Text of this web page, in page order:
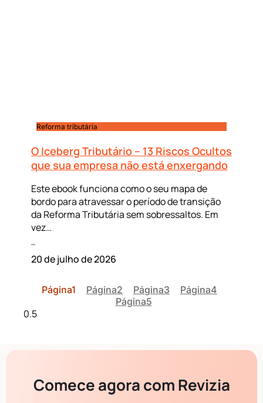
Reforma tributária
O Iceberg Tributário – 13 Riscos Ocultos
que sua empresa não está enxergando
Este ebook funciona como o seu mapa de
bordo para atravessar o período de transição
da Reforma Tributária sem sobressaltos. Em
vez…
20 de julho de 2026
Página1 Página2 Página3 Página4
Página5
Comece agora com Revizia